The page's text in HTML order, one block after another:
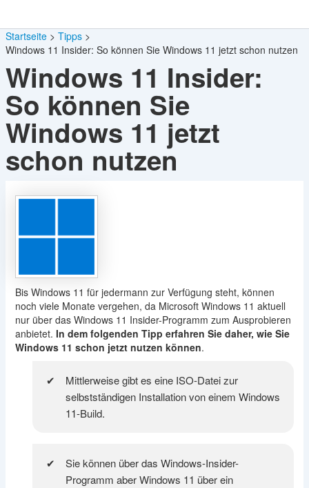
Startseite
Tipps
Windows 11 Insider: So können Sie Windows 11 jetzt schon nutzen
Windows 11 Insider:
So können Sie
Windows 11 jetzt
schon nutzen
Bis Windows 11 für jedermann zur Verfügung steht, können
noch viele Monate vergehen, da Microsoft Windows 11 aktuell
nur über das Windows 11 Insider-Programm zum Ausprobieren
anbietet. In dem folgenden Tipp erfahren Sie daher, wie Sie
Windows 11 schon jetzt nutzen können.
Mittlerweise gibt es eine ISO-Datei zur
selbstständigen Installation von einem Windows
11-Build.
Sie können über das Windows-Insider-
Programm aber Windows 11 über ein